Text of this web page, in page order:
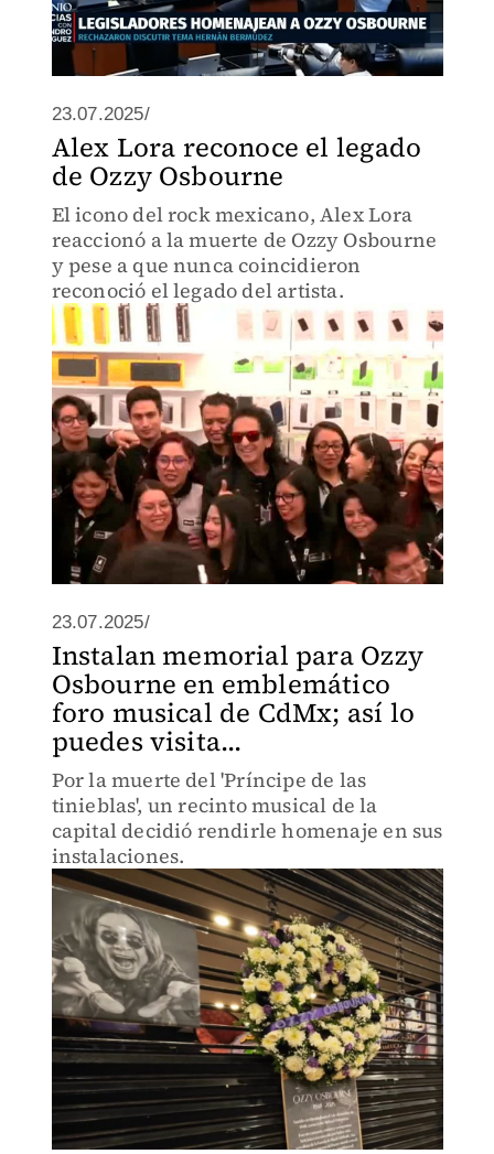
23.07.2025/
Alex Lora reconoce el legado
de Ozzy Osbourne
El icono del rock mexicano, Alex Lora
reaccionó a la muerte de Ozzy Osbourne
y pese a que nunca coincidieron
reconoció el legado del artista.
23.07.2025/
Instalan memorial para Ozzy
Osbourne en emblemático
foro musical de CdMx; así lo
puedes visita...
Por la muerte del 'Príncipe de las
tinieblas', un recinto musical de la
capital decidió rendirle homenaje en sus
instalaciones.